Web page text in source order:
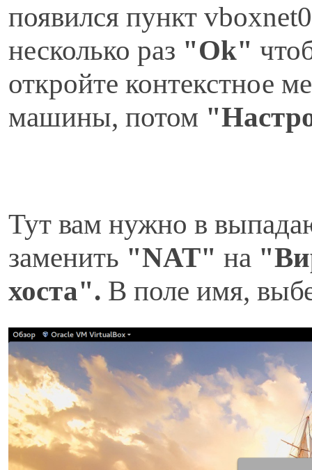
появился пункт
несколько раз "Ok"
откройте контекстное
машины, потом
Тут вам нужно в
заменить "NAT" на
хоста". В поле имя,